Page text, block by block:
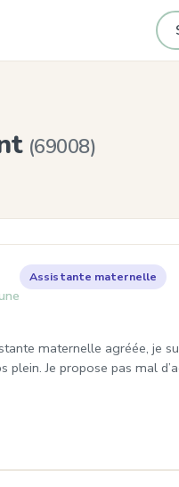
(69008)
à Lyon
Assistante maternelle
maternelle agréée, je
plein. Je propose pas mal